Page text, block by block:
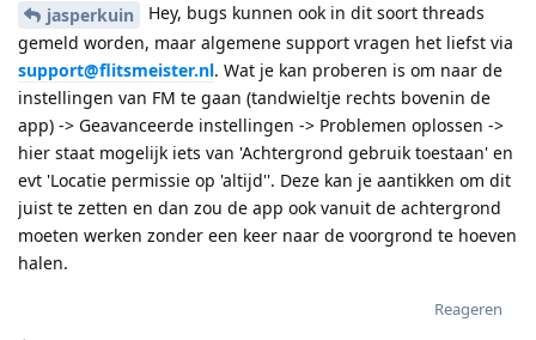
jasperkuin
Hey, bugs kunnen ook in dit soort threads
gemeld worden, maar algemene support vragen het liefst via
support@flitsmeister.nl. Wat je kan proberen is om naar de
instellingen van FM te gaan (tandwieltje rechts bovenin de
app) -> Geavanceerde instellingen -> Problemen oplossen ->
hier staat mogelijk iets van 'Achtergrond gebruik toestaan' en
evt 'Locatie permissie op 'altijd''. Deze kan je aantikken om dit
juist te zetten en dan zou de app ook vanuit de achtergrond
moeten werken zonder een keer naar de voorgrond te hoeven
halen.
Reageren